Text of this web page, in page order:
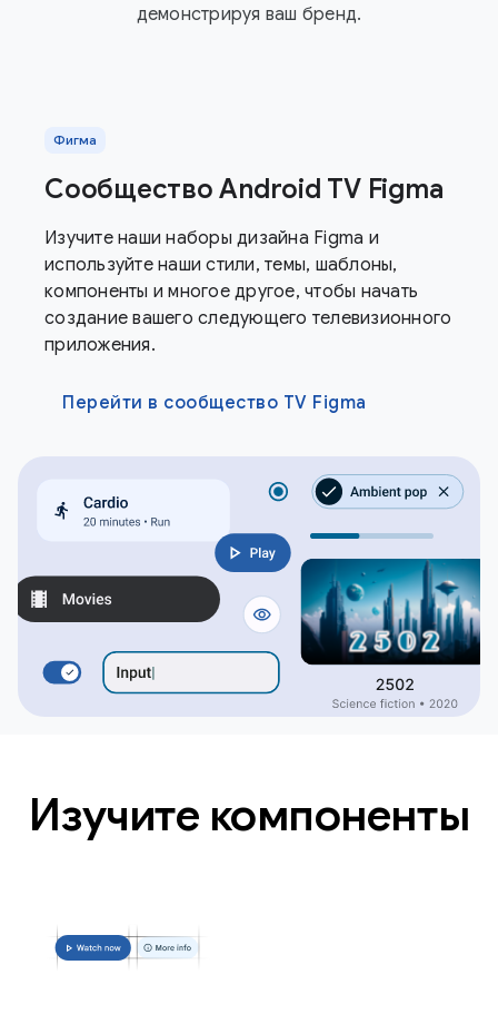
демонстрируя ваш бренд.
Фигма
Сообщество Android TV Figma
Изучите наши наборы дизайна Figma и
используйте наши стили, темы, шаблоны,
компоненты и многое другое, чтобы начать
создание вашего следующего телевизионного
приложения.
Перейти в сообщество TV Figma
Изучите компоненты